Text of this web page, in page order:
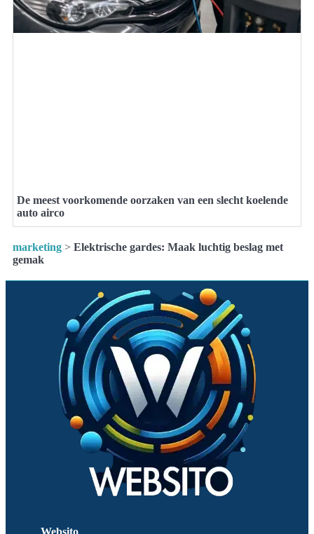
De meest voorkomende oorzaken van een slecht koelende
auto airco
marketing > Elektrische gardes: Maak luchtig beslag met
gemak